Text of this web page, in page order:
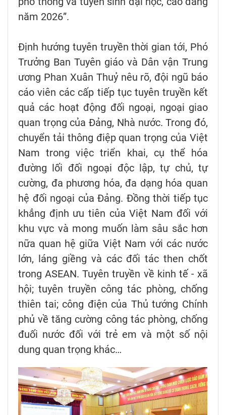
năm 2026”.
Định hướng tuyên truyền thời gian tới, Phó
Trưởng Ban Tuyên giáo và Dân vận Trung
ương Phan Xuân Thuỷ nêu rõ, đội ngũ báo
cáo viên các cấp tiếp tục tuyên truyền kết
quả các hoạt động đối ngoại, ngoại giao
quan trọng của Đảng, Nhà nước. Trong đó,
chuyển tải thông điệp quan trọng của Việt
Nam trong việc triển khai, cụ thể hóa
đường lối đối ngoại độc lập, tự chủ, tự
cường, đa phương hóa, đa dạng hóa quan
hệ đối ngoại của Đảng. Đồng thời tiếp tục
khẳng định ưu tiên của Việt Nam đối với
khu vực và mong muốn làm sâu sắc hơn
nữa quan hệ giữa Việt Nam với các nước
lớn, láng giềng và các đối tác then chốt
trong ASEAN. Tuyên truyền về kinh tế - xã
hội; tuyên truyền công tác phòng, chống
thiên tai; công điện của Thủ tướng Chính
phủ về tăng cường công tác phòng, chống
đuối nước đối với trẻ em và một số nội
dung quan trọng khác…